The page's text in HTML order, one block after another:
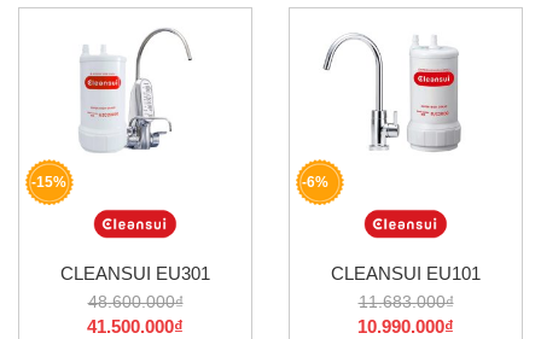
-15%
CLEANSUI EU301
48.600.000₫
41.500.000₫
-6%
CLEANSUI EU101
11.683.000₫
10.990.000₫